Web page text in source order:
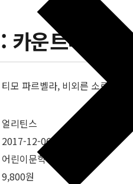
운트다운
티모 파르벨라, 비외른 소르틀란
얼리틴스
2017-12-06
어린이문학
9,800원